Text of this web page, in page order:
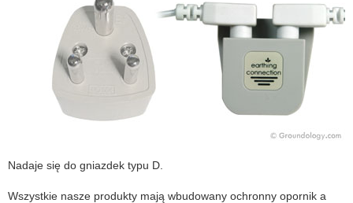
Nadaje się do gniazdek typu D.
Wszystkie nasze produkty mają wbudowany ochronny opornik a